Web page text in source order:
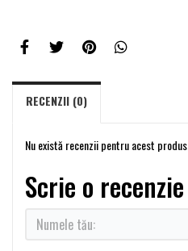
RECENZII (0)
Nu există recenzii pentru acest produs.
Scrie o recenzie